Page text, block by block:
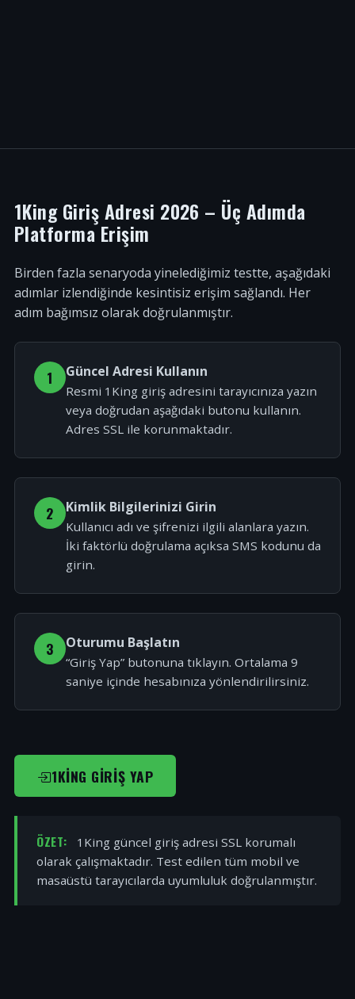
1King Giriş Adresi 2026 – Üç Adımda
Platforma Erişim
Birden fazla senaryoda yinelediğimiz testte, aşağıdaki
adımlar izlendiğinde kesintisiz erişim sağlandı. Her
adım bağımsız olarak doğrulanmıştır.
1 Güncel Adresi Kullanın
Resmi 1King giriş adresini tarayıcınıza yazın
veya doğrudan aşağıdaki butonu kullanın.
Adres SSL ile korunmaktadır.
2 Kimlik Bilgilerinizi Girin
Kullanıcı adı ve şifrenizi ilgili alanlara yazın.
İki faktörlü doğrulama açıksa SMS kodunu da
girin.
3 Oturumu Başlatın
“Giriş Yap” butonuna tıklayın. Ortalama 9
saniye içinde hesabınıza yönlendirilirsiniz.
1KING GIRIŞ YAP
ÖZET:
1King güncel giriş adresi SSL korumalı
olarak çalışmaktadır. Test edilen tüm mobil ve
masaüstü tarayıcılarda uyumluluk doğrulanmıştır.